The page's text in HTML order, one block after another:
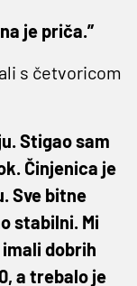
je priča.”
s četvoricom
Stigao sam
Činjenica je
Sve bitne
stabilni. Mi
dobrih
a trebalo je